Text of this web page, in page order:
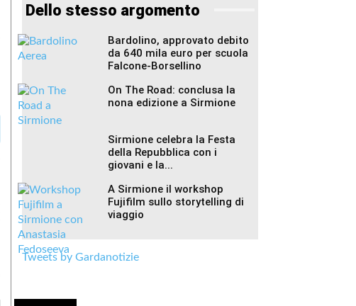
Dello stesso argomento
Bardolino, approvato debito
da 640 mila euro per scuola
Falcone-Borsellino
On The Road: conclusa la
nona edizione a Sirmione
Sirmione celebra la Festa
della Repubblica con i
giovani e la...
A Sirmione il workshop
Fujifilm sullo storytelling di
viaggio
Tweets by Gardanotizie